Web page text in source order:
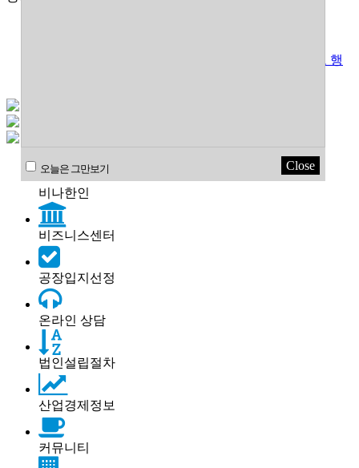
베트남 새로운 투자법 적용을 위한 과도기적 단계로 행
비나한인
비즈니스센터
공장입지선정
온라인 상담
법인설립절차
산업경제정보
커뮤니티
오늘은 그만보기 Close